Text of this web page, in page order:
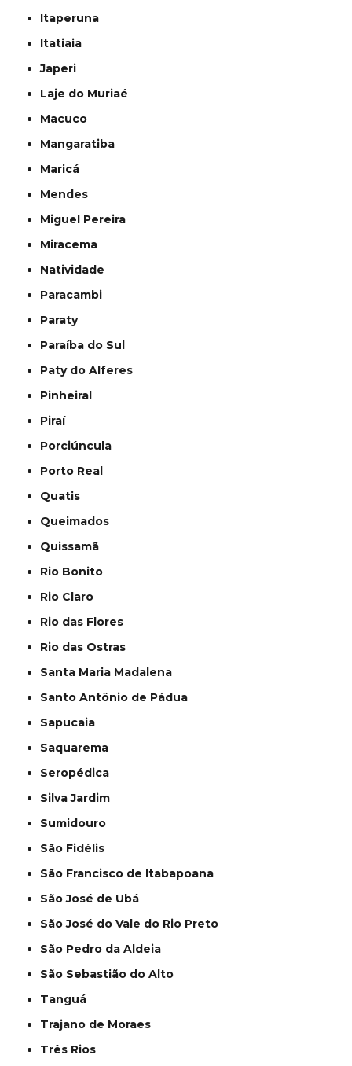
Itaperuna
Itatiaia
Japeri
Laje do Muriaé
Macuco
Mangaratiba
Maricá
Mendes
Miguel Pereira
Miracema
Natividade
Paracambi
Paraty
Paraíba do Sul
Paty do Alferes
Pinheiral
Piraí
Porciúncula
Porto Real
Quatis
Queimados
Quissamã
Rio Bonito
Rio Claro
Rio das Flores
Rio das Ostras
Santa Maria Madalena
Santo Antônio de Pádua
Sapucaia
Saquarema
Seropédica
Silva Jardim
Sumidouro
São Fidélis
São Francisco de Itabapoana
São José de Ubá
São José do Vale do Rio Preto
São Pedro da Aldeia
São Sebastião do Alto
Tanguá
Trajano de Moraes
Três Rios